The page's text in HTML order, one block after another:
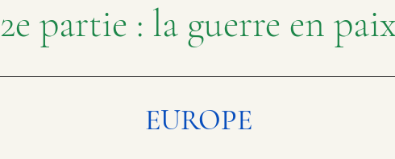
2e partie : la guerre en
EUROPE